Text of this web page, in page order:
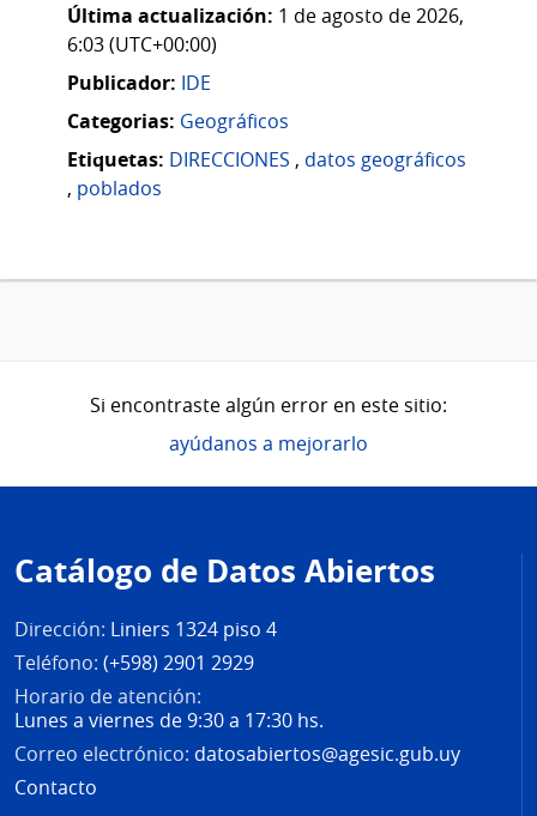
Última actualización: 1 de agosto de 2026,
6:03 (UTC+00:00)
Publicador: IDE
Categorias: Geográficos
Etiquetas: DIRECCIONES , datos geográficos
, poblados
Si encontraste algún error en este sitio:
ayúdanos a mejorarlo
de
página
Catálogo de Datos Abiertos
Dirección: Liniers 1324 piso 4
Teléfono: (+598) 2901 2929
Horario de atención:
Lunes a viernes de 9:30 a 17:30 hs.
Correo electrónico: datosabiertos@agesic.gub.uy
Contacto